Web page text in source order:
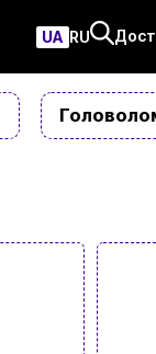
UA ㅤRU